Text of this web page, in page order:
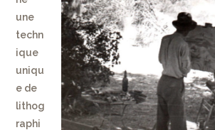
une
techn
ique
uniqu
e de
lithog
raphi